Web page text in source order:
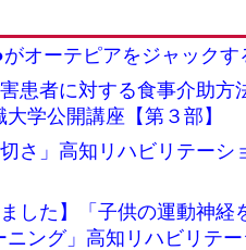
オーテピアをジャックす
患者に対する食事介助方
学公開講座【第３部】
さ」高知リハビリテーシ
した】「子供の運動神経
ング」高知リハビリテ